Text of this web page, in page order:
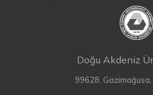
Doğu Akdeniz
99628, Gazimağusa,